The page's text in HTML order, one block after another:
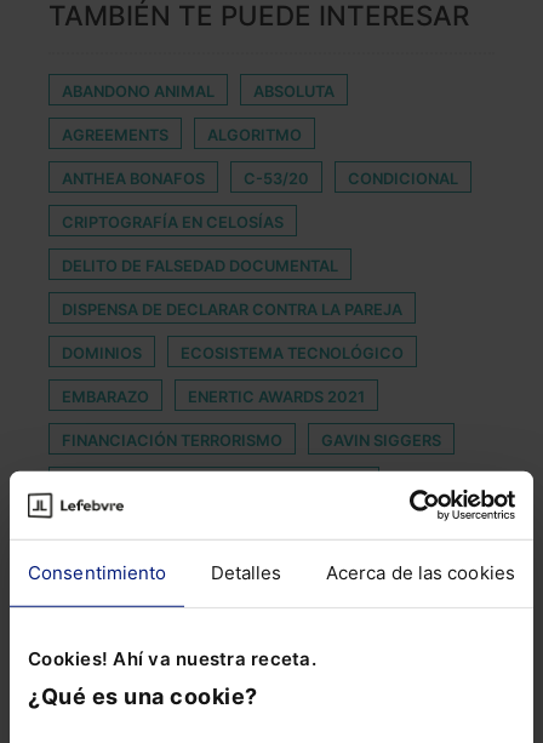
Consentimiento Detalles Acerca de las cookies
Cookies! Ahí va nuestra receta.
¿Qué es una cookie?
TAMBIÉN TE PUEDE INTERESAR
ABANDONO ANIMAL ABSOLUTA
AGREEMENTS ALGORITMO
ANTHEA BONAFOS C-53/20 CONDICIONAL
CRIPTOGRAFÍA EN CELOSÍAS
DELITO DE FALSEDAD DOCUMENTAL
DISPENSA DE DECLARAR CONTRA LA PAREJA
DOMINIOS ECOSISTEMA TECNOLÓGICO
EMBARAZO ENERTIC AWARDS 2021
FINANCIACIÓN TERRORISMO GAVIN SIGGERS
INTERLOCUTORIAS
PERSONAL EVENTUAL SANITARIO